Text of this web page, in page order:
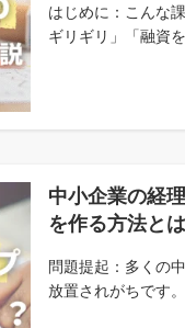
はじめに：こんな
ギリギリ」「融資
中小企業の経
を作る方法と
問題提起：多くの
放置されがちです